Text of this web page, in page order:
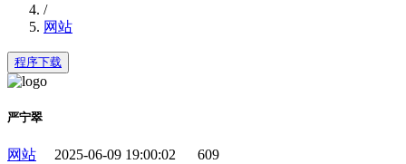
/
网站
程序下载
严宁翠
网站 2025-06-09 19:00:02 609